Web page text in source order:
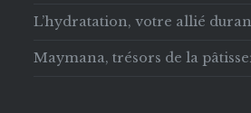
L’hydratation, votre allié
Maymana, trésors de la